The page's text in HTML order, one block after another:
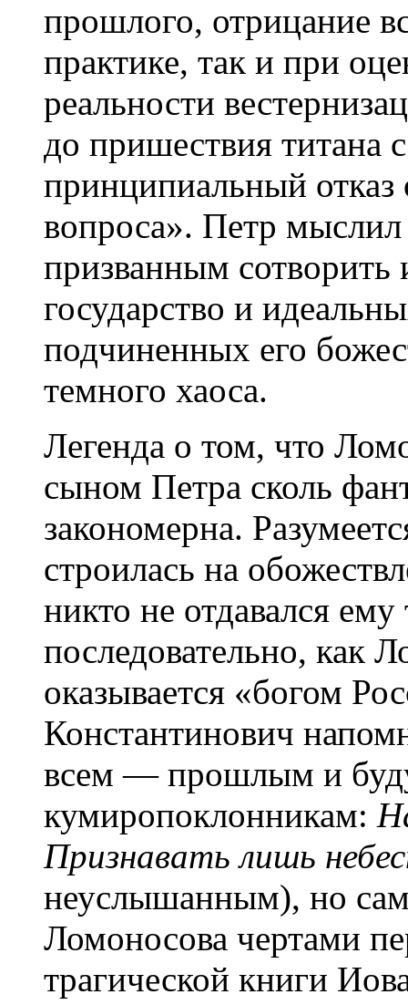
прошлого, отрицание
практике, так и при
реальности
до пришествия титана
принципиальный отказ
вопроса». Петр
призванным сотворить
государство и
подчиненных его
темного хаоса.
Легенда о том, что
сыном Петра сколь
закономерна.
строилась на
никто не отдавался ему
последовательно, как
оказывается «богом
Константинович
всем — прошлым и
кумиропоклонникам:
Признавать лишь
неуслышанным), но
Ломоносова чертами
трагической книги